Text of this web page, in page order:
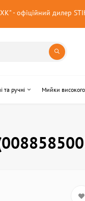
- офіційний дилер
та ручні Мийки